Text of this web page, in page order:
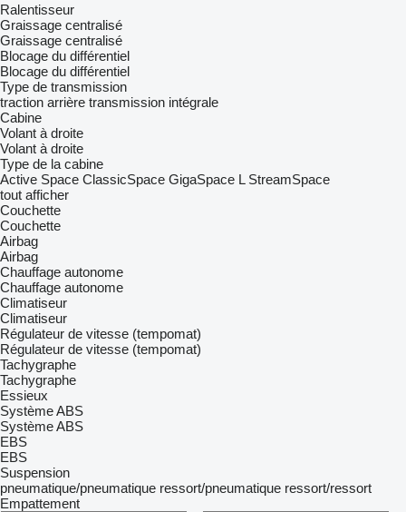
Ralentisseur
Graissage centralisé
Graissage centralisé
Blocage du différentiel
Blocage du différentiel
Type de transmission
traction arrière transmission intégrale
Cabine
Volant à droite
Volant à droite
Type de la cabine
Active Space ClassicSpace GigaSpace L StreamSpace
tout afficher
Couchette
Couchette
Airbag
Airbag
Chauffage autonome
Chauffage autonome
Climatiseur
Climatiseur
Régulateur de vitesse (tempomat)
Régulateur de vitesse (tempomat)
Tachygraphe
Tachygraphe
Essieux
Système ABS
Système ABS
EBS
EBS
Suspension
pneumatique/pneumatique ressort/pneumatique ressort/ressort
Empattement